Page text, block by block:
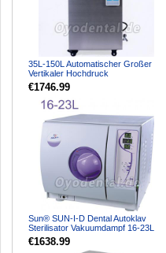
35L-150L Automatischer Großer
Vertikaler Hochdruck
Dampfautoklav-Sterilisator 10...
€1746.99
Sun® SUN-I-D Dental Autoklav
Sterilisator Vakuumdampf 16-23L
Klasse N
€1638.99